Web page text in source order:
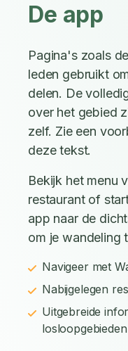
De app
Pagina's zoals
leden gebruikt
delen. De
over het gebied
zelf. Zie een
deze tekst.
Bekijk het menu
restaurant of
app naar de
om je wandeling
Navigeer met
Nabijgelegen
Uitgebreide
losloopgebieden